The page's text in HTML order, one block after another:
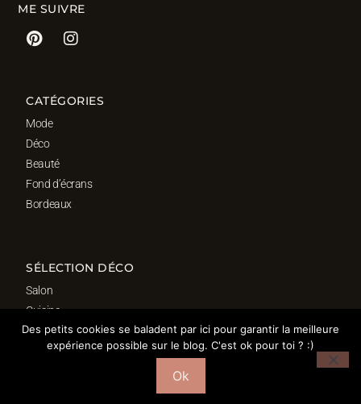
ME SUIVRE
CATÉGORIES
Mode
Déco
Beauté
Fond d’écrans
Bordeaux
SÉLECTION DÉCO
Salon
Cuisine
Salle de bain
Chambre
Des petits cookies se baladent par ici pour garantir la meilleure
expérience possible sur le blog. C'est ok pour toi ? :)
Ok